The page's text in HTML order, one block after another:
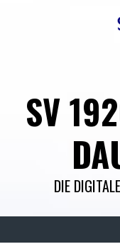
SV
DIE